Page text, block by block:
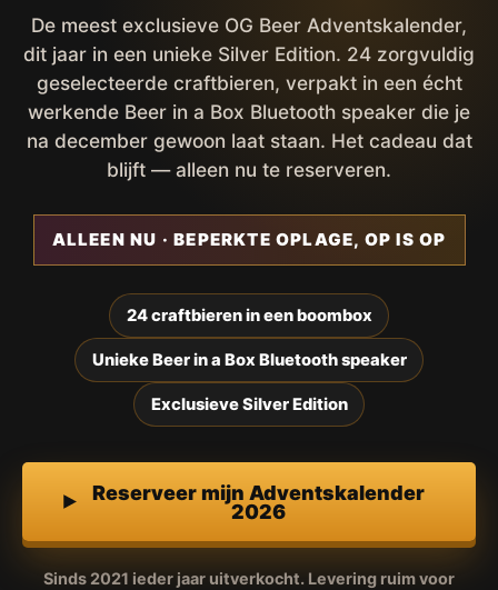
De meest exclusieve OG Beer Adventskalender,
dit jaar in een unieke Silver Edition. 24 zorgvuldig
geselecteerde craftbieren, verpakt in een écht
werkende Beer in a Box Bluetooth speaker die je
na december gewoon laat staan. Het cadeau dat
blijft — alleen nu te reserveren.
ALLEEN NU · BEPERKTE OPLAGE, OP IS OP
24 craftbieren in een boombox
Unieke Beer in a Box Bluetooth speaker
Exclusieve Silver Edition
Reserveer mijn Adventskalender
2026
Sinds 2021 ieder jaar uitverkocht. Levering ruim voor